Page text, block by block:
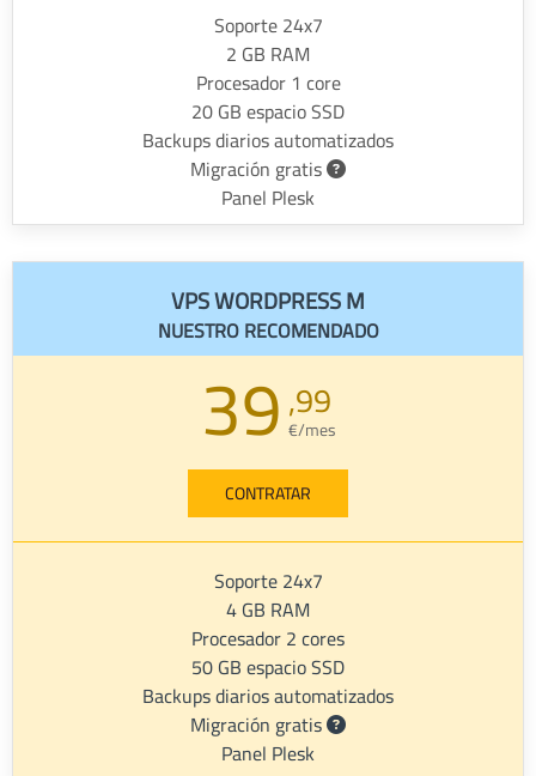
Soporte 24x7
2 GB RAM
Procesador 1 core
20 GB espacio SSD
Backups diarios automatizados
Migración gratis
Panel Plesk
VPS WORDPRESS M
NUESTRO RECOMENDADO
39,99
€/mes
CONTRATAR
Soporte 24x7
4 GB RAM
Procesador 2 cores
50 GB espacio SSD
Backups diarios automatizados
Migración gratis
Panel Plesk